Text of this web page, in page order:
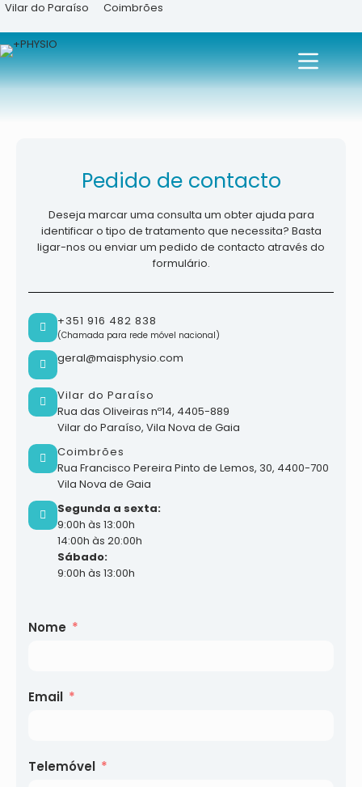
Vilar do Paraíso Coimbrões
Nome
Email
Telemóvel
Pedido de contacto
Deseja marcar uma consulta um obter ajuda para
identificar o tipo de tratamento que necessita? Basta
ligar-nos ou enviar um pedido de contacto através do
formulário.
+351 916 482 838
(Chamada para rede móvel nacional)
geral@maisphysio.com
Vilar do Paraíso
Rua das Oliveiras nº14, 4405-889
Vilar do Paraíso, Vila Nova de Gaia
Coimbrões
Rua Francisco Pereira Pinto de Lemos, 30, 4400-700
Vila Nova de Gaia
Segunda a sexta:
9:00h às 13:00h
14:00h às 20:00h
Sábado:
9:00h às 13:00h